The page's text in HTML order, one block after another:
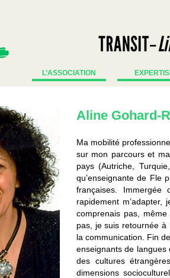
L’ASSOCIATION
Aline Gohard-
Ma mobilité
sur mon parcours et
pays (Autriche,
qu’enseignante de Fle
françaises. Immergée
rapidement
comprenais pas,
pas, je suis retournée à
la communication. Fin
enseignants de
des cultures
dimensions